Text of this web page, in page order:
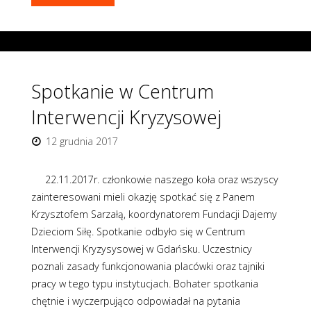
Sebastianem
psychologiem,
psychoterapeutą,
Spotkanie w Centrum
Interwencji Kryzysowej
12 grudnia 2017
22.11.2017r. członkowie naszego koła oraz wszyscy
zainteresowani mieli okazję spotkać się z Panem
Krzysztofem Sarzałą, koordynatorem Fundacji Dajemy
Dzieciom Siłę. Spotkanie odbyło się w Centrum
Interwencji Kryzysysowej w Gdańsku. Uczestnicy
poznali zasady funkcjonowania placówki oraz tajniki
pracy w tego typu instytucjach. Bohater spotkania
chętnie i wyczerpująco odpowiadał na pytania